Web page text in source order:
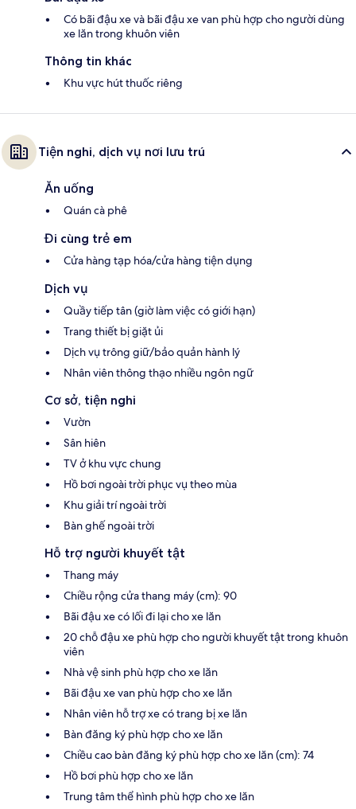
Có bãi đậu xe và bãi đậu xe van phù hợp cho người dùng
xe lăn trong khuôn viên
Thông tin khác
Khu vực hút thuốc riêng
Tiện nghi, dịch vụ nơi lưu trú
Ăn uống
Quán cà phê
Đi cùng trẻ em
Cửa hàng tạp hóa/cửa hàng tiện dụng
Dịch vụ
Quầy tiếp tân (giờ làm việc có giới hạn)
Trang thiết bị giặt ủi
Dịch vụ trông giữ/bảo quản hành lý
Nhân viên thông thạo nhiều ngôn ngữ
Cơ sở, tiện nghi
Vườn
Sân hiên
TV ở khu vực chung
Hồ bơi ngoài trời phục vụ theo mùa
Khu giải trí ngoài trời
Bàn ghế ngoài trời
Hỗ trợ người khuyết tật
Thang máy
Chiều rộng cửa thang máy (cm): 90
Bãi đậu xe có lối đi lại cho xe lăn
20 chỗ đậu xe phù hợp cho người khuyết tật trong khuôn
viên
Nhà vệ sinh phù hợp cho xe lăn
Bãi đậu xe van phù hợp cho xe lăn
Nhân viên hỗ trợ xe có trang bị xe lăn
Bàn đăng ký phù hợp cho xe lăn
Chiều cao bàn đăng ký phù hợp cho xe lăn (cm): 74
Hồ bơi phù hợp cho xe lăn
Trung tâm thể hình phù hợp cho xe lăn